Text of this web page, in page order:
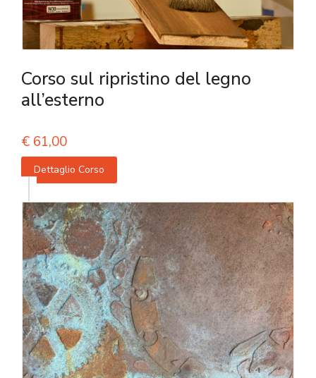
Corso sul ripristino del legno
all’esterno
€ 61,00
Dettaglio Corso